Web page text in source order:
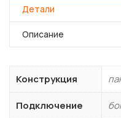
Детали
Описание
Конструкция
Подключение